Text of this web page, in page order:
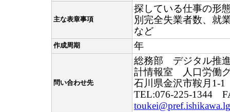
主な表章事項
探している仕事の形
別完全失業者数、就
など
作成周期 年
問い合わせ先
総務部 デジタル推
計情報室 人口労働
石川県金沢市鞍月1-1
TEL:076-225-1344